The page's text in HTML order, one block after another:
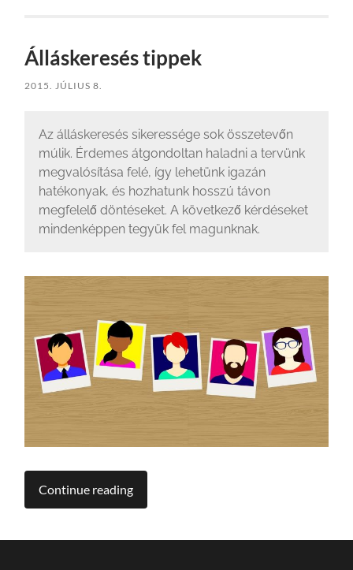
Álláskeresés tippek
2015. JÚLIUS 8.
Az álláskeresés sikeressége sok összetevőn
múlik. Érdemes átgondoltan haladni a tervünk
megvalósítása felé, így lehetünk igazán
hatékonyak, és hozhatunk hosszú távon
megfelelő döntéseket. A következő kérdéseket
mindenképpen tegyük fel magunknak.
Continue reading